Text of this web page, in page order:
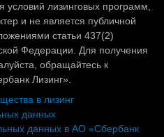
лизинговых программ,
и не является публичной
статьи 437(2)
Федерации. Для получения
обращайтесь к
Лизинг».
в лизинг
данных
данных в АО «Сбербанк